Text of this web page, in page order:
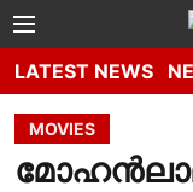
LATEST NEWS
MOVIES